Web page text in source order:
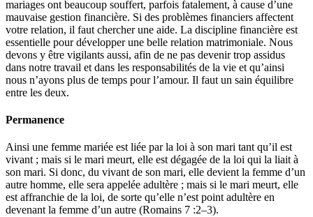
mariages ont beaucoup souffert, parfois fatalement, à cause d’une
mauvaise gestion financière. Si des problèmes financiers affectent
votre relation, il faut chercher une aide. La discipline financière est
essentielle pour développer une belle relation matrimoniale. Nous
devons y être vigilants aussi, afin de ne pas devenir trop assidus
dans notre travail et dans les responsabilités de la vie et qu’ainsi
nous n’ayons plus de temps pour l’amour. Il faut un sain équilibre
entre les deux.
Permanence
Ainsi une femme mariée est liée par la loi à son mari tant qu’il est
vivant ; mais si le mari meurt, elle est dégagée de la loi qui la liait à
son mari. Si donc, du vivant de son mari, elle devient la femme d’un
autre homme, elle sera appelée adultère ; mais si le mari meurt, elle
est affranchie de la loi, de sorte qu’elle n’est point adultère en
devenant la femme d’un autre (Romains 7 :2–3).